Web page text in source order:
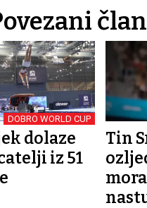
DOBRO WORLD CUP
dolaze
iz 51
Tin